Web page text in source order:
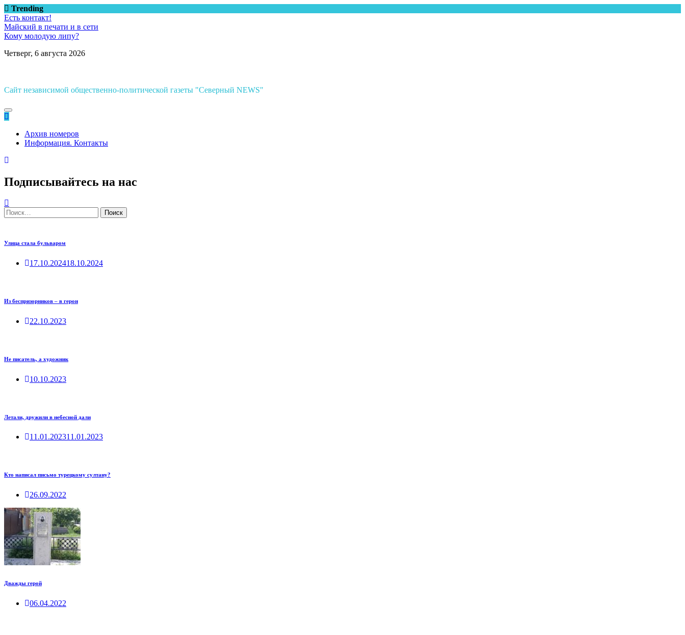
Перейти
к
содержимому
Trending
Есть контакт!
Майский в печати и в сети
Кому молодую липу?
Четверг, 6 августа 2026
Сайт независимой общественно-политической газеты "Северный NEWS"
Архив номеров
Информация. Контакты
Подписывайтесь на нас
Найти:
Улица стала бульваром
17.10.202418.10.2024
Из беспризорников – в герои
22.10.2023
Не писатель, а художник
10.10.2023
Летали, дружили в небесной дали
11.01.202311.01.2023
Кто написал письмо турецкому султану?
26.09.2022
Дважды герой
06.04.2022